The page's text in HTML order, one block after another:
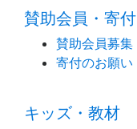
賛助会員・寄付
賛助会員募集
寄付のお願い
キッズ・教材